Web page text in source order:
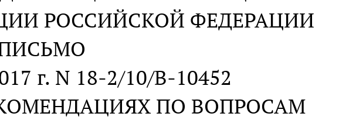
РОССИЙСКОЙ ФЕДЕРАЦИИ
г. N 18-2/10/В-10452
ПО ВОПРОСАМ